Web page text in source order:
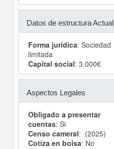
Datos de estructura Actual
Forma jurídica: Sociedad
limitada
Capital social: 3.000€
Aspectos Legales
Obligado a presentar
cuentas: Si
Censo cameral: (2025)
Cotiza en bolsa: No